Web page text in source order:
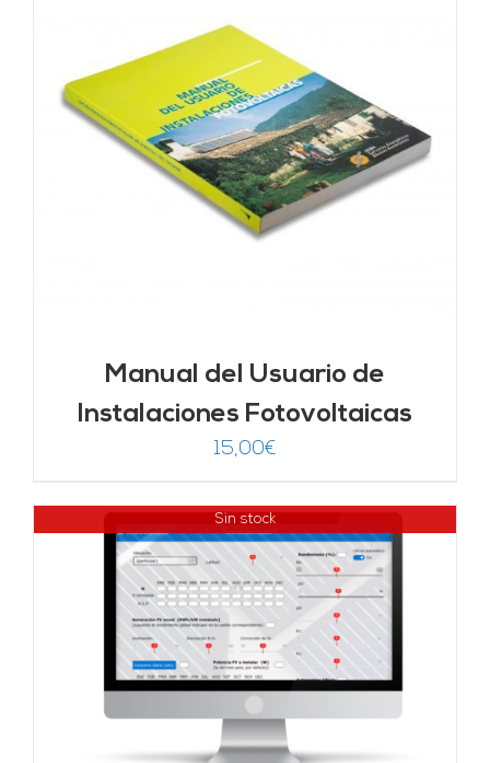
Manual del Usuario de
Instalaciones Fotovoltaicas
15,00€
Sin stock